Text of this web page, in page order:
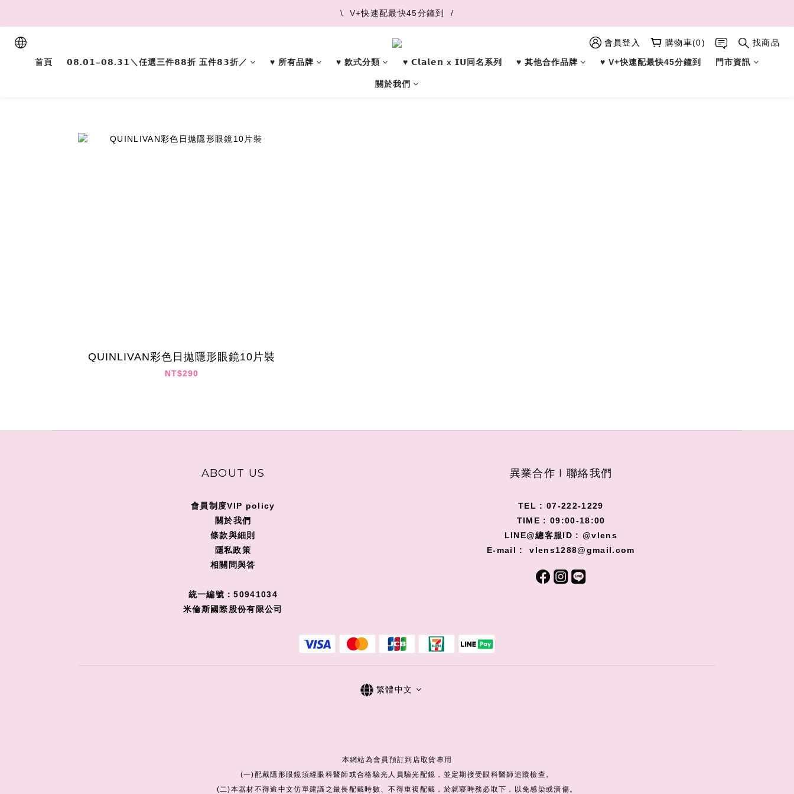
\  V+快速配最快45分鐘到  /
\  V+快速配最快45分鐘到  /
\  推薦好友 領取購物金  /
\  V+快速配最快45分鐘到  /
會員登入 購物車(0) 找商品
首頁 𝟬𝟴.𝟬𝟭–𝟬𝟴.𝟯𝟭＼任選三件𝟴𝟴折 五件𝟴𝟯折／ ♥︎ 所有品牌 ♥︎ 款式分類 ♥︎ 𝗖𝗹𝗮𝗹𝗲𝗻 x 𝗜𝗨同名系列 ♥︎ 其他合作品牌 ♥︎ V+快速配最快45分鐘到 門市資訊
關於我們
QUINLIVAN彩色日拋隱形眼鏡10片裝
NT$290
ABOUT US
會員制度VIP policy
關於我們
條款與細則
隱私政策
相關問與答
統一編號：50941034
米倫斯國際股份有限公司
異業合作 I 聯絡我們
TEL : 07-222-1229
TIME : 09:00-18:00
LINE@總客服ID : @vlens
E-mail : vlens1288@gmail.com
繁體中文
本網站為會員預訂到店取貨專用
(一)配戴隱形眼鏡須經眼科醫師或合格驗光人員驗光配鏡，並定期接受眼科醫師追蹤檢查。
(二)本器材不得逾中文仿單建議之最長配戴時數、不得重複配戴，於就寢時務必取下，以免感染或潰傷。